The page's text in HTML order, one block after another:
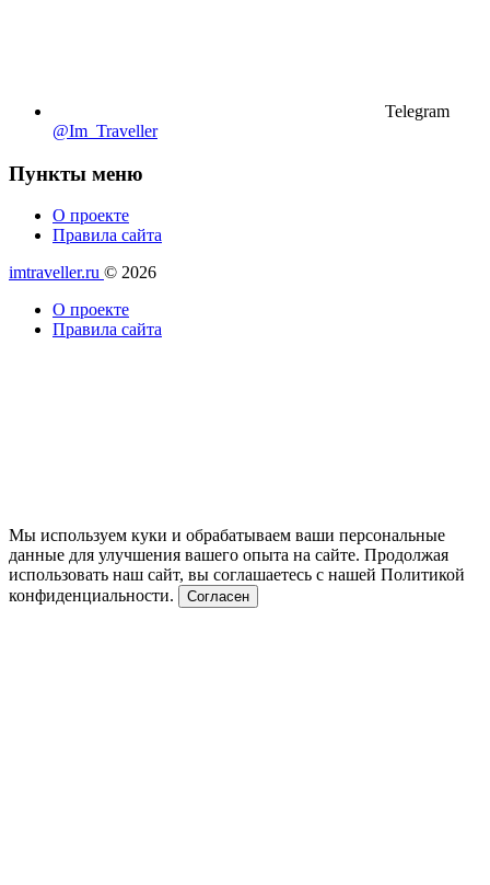
Telegram
@Im_Traveller
Пункты меню
О проекте
Правила сайта
imtraveller.ru © 2026
О проекте
Правила сайта
Мы используем куки и обрабатываем ваши персональные
данные для улучшения вашего опыта на сайте. Продолжая
использовать наш сайт, вы соглашаетесь с нашей Политикой
конфиденциальности.
Согласен